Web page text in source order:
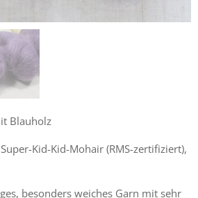
Blauholz
Kid-Kid-Mohair (RMS-zertifiziert),
besonders weiches Garn mit sehr